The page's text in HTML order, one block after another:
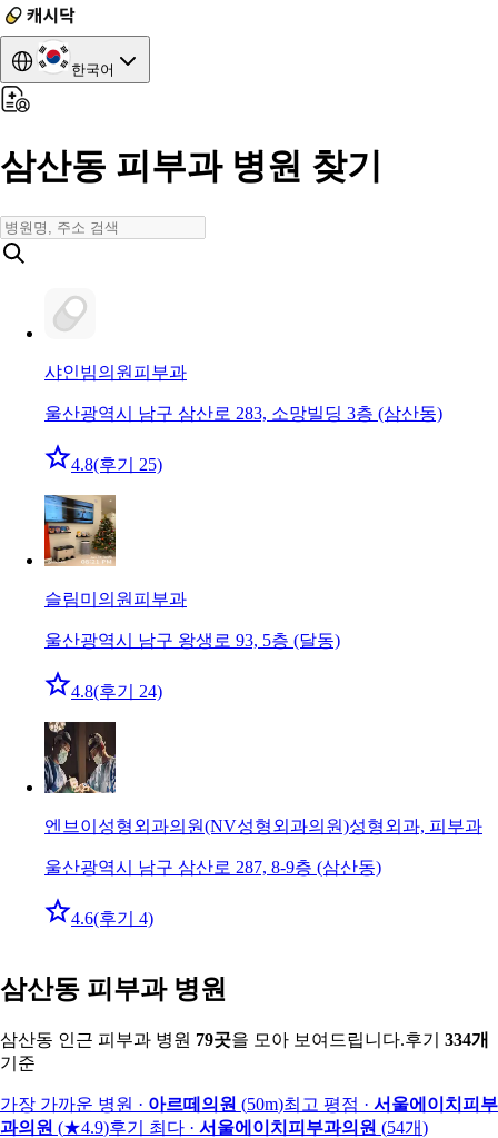
한국어
삼산동 피부과 병원 찾기
샤인빔의원 피부과
울산광역시 남구 삼산로 283, 소망빌딩 3층 (삼산동)
4.8(후기 25)
슬림미의원 피부과
울산광역시 남구 왕생로 93, 5층 (달동)
4.8(후기 24)
엔브이성형외과의원(NV성형외과의원)성형외과, 피부과
울산광역시 남구 삼산로 287, 8-9층 (삼산동)
4.6(후기 4)
삼산동 피부과 병원
삼산동 인근 피부과 병원 79곳을 모아 보여드립니다.후기 334개
기준
가장 가까운 병원 · 아르떼의원 (50m)최고 평점 · 서울에이치피부
과의원 (★4.9)후기 최다 · 서울에이치피부과의원 (54개)